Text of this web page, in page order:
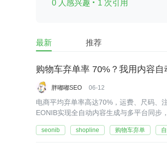
查看更多
0 人感兴趣 1 次引用
最新 推荐
购物车弃单率 70%？我用内容
胖嘟嘟SEO 06-12
电商平均弃单率高达70%，运费、尺码、
EONIB实现全自动内容生成与多平台同步
seonib shopline 购物车弃单